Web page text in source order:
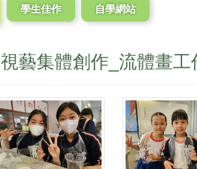
學生佳作 自學網站
視藝集體創作_流體畫工